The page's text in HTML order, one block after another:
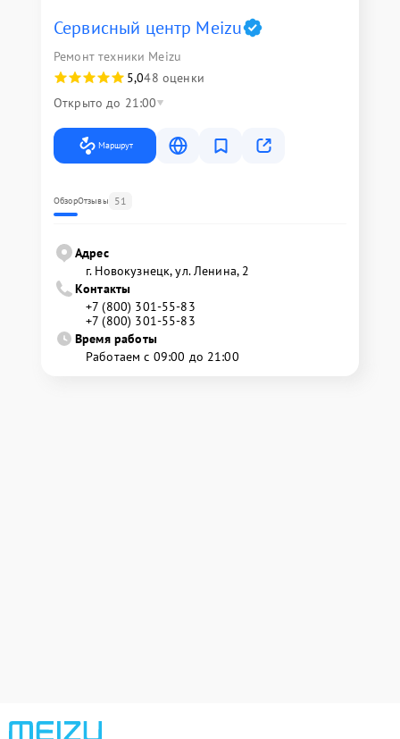
Сервисный центр Meizu
Ремонт техники Meizu
5,048 оценки
Открыто до 21:00
Маршрут
ОбзорОтзывы 51
Адрес
г. Новокузнецк, ул. Ленина, 2
Контакты
+7 (800) 301-55-83
+7 (800) 301-55-83
Время работы
Работаем с 09:00 до 21:00